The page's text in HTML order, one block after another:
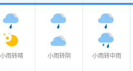
小雨转晴 小雨转阴 小雨转中雨